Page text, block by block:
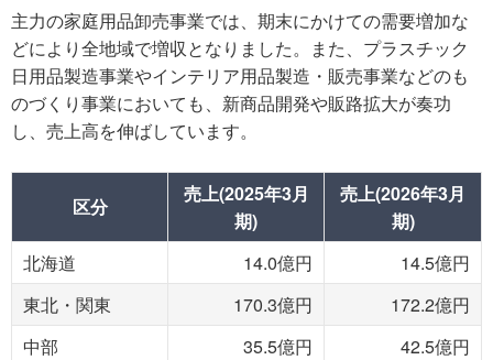
主力の家庭用品卸売事業では、期末にかけての需要増加な
どにより全地域で増収となりました。また、プラスチック
日用品製造事業やインテリア用品製造・販売事業などのも
のづくり事業においても、新商品開発や販路拡大が奏功
し、売上高を伸ばしています。
区分
売上(2025年3月
期)
売上(2026年3月
期)
北海道
14.0億円
14.5億円
東北・関東
170.3億円
172.2億円
中部
35.5億円
42.5億円